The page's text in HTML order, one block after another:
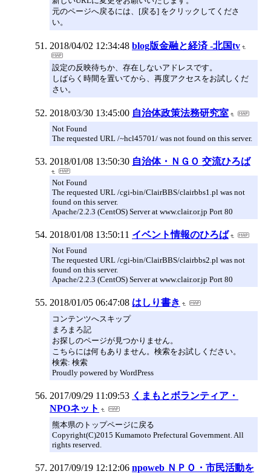
元のページへ戻るには、[戻る] をクリックしてくださ
い。
2018/04/02 12:34:48 blog版金融と経済 -北国tv
設定の反映待ちか、存在しないアドレスです。
しばらく時間を置いてから、再度アクセスをお試しくだ
さい。
2018/03/30 13:45:00 自治体政策法務研究室
Not Found
The requested URL /~hcl45701/ was not found on this server.
2018/01/08 13:50:30 自治体・ＮＧＯ 交流ひろば
Not Found
The requested URL /cgi-bin/ClairBBS/clairbbs1.pl was not
found on this server.
Apache/2.2.3 (CentOS) Server at www.clair.or.jp Port 80
2018/01/08 13:50:11 イベント情報のひろば
Not Found
The requested URL /cgi-bin/ClairBBS/clairbbs2.pl was not
found on this server.
Apache/2.2.3 (CentOS) Server at www.clair.or.jp Port 80
2018/01/05 06:47:08 はしり書き
コンテンツへスキップ
まろまろ記
お探しのページが見つかりません。
こちらには何もありません。検索をお試しください。
検索: 検索
Proudly powered by WordPress
2017/09/29 11:09:53 くまもとボランティア・
NPOネット
熊本県のトップページに戻る
Copyright(C)2015 Kumamoto Prefectural Government. All
rights reserved.
2017/09/19 12:12:06 npoweb ＮＰＯ・市民活動を